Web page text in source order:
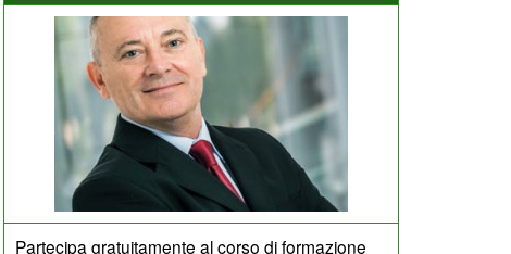
Partecipa gratuitamente al corso di formazione